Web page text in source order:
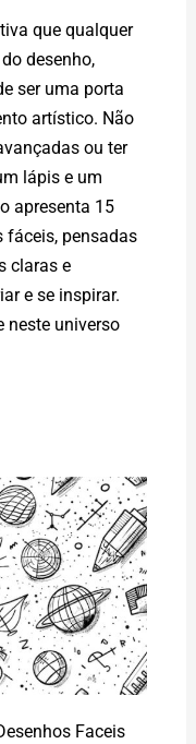
que qualquer
desenho,
ser uma porta
artístico. Não
ou ter
lápis e um
apresenta 15
fáceis, pensadas
claras e
e se inspirar.
neste universo
Faceis